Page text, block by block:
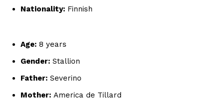
Nationality: Finnish
Age: 8 years
Gender: Stallion
Father: Severino
Mother: America de Tillard